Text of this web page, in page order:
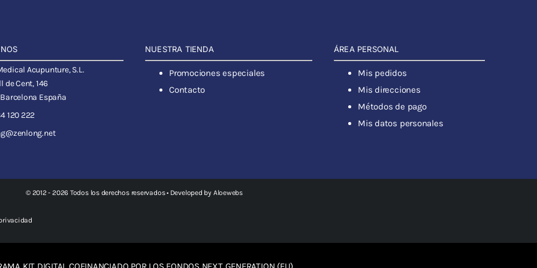
Acupunture, S.L.
de Cent, 146
España
120 222
NUESTRA TIENDA
Promociones especiales
Contacto
ÁREA PERSONAL
Mis pedidos
Mis direcciones
Métodos de pago
Mis datos personales
© 2012 - 2026 Todos los derechos reservados • Developed by Aloewebs